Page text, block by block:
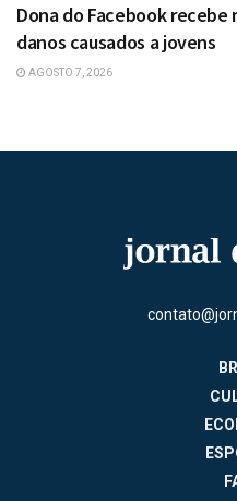
Dona do Facebook
danos causados a jovens
AGOSTO 7, 2026